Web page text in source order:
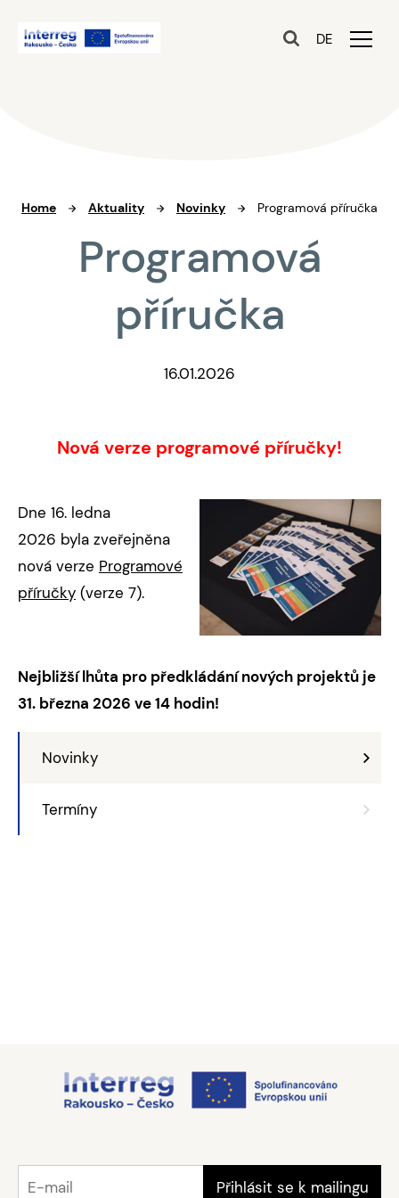
DE
Home Aktuality Novinky Programová příručka
Programová
příručka
Novinky
Termíny
16.01.2026
Nová verze programové příručky!
Dne 16. ledna
2026 byla zveřejněna
nová verze Programové
příručky (verze 7).
Nejbližší lhůta pro předkládání nových projektů je
31. března 2026 ve 14 hodin!